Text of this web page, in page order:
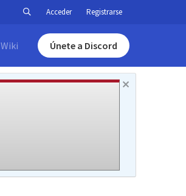
Acceder Registrarse
Wiki Únete a Discord